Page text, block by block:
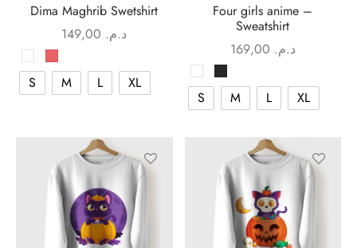
Dima Maghrib Swetshirt
د.م.
S M L XL
Four girls anime –
Sweatshirt
د.م.
S M L XL